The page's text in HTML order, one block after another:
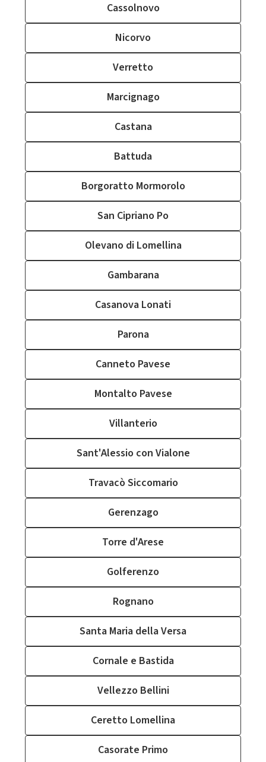
Cassolnovo
Nicorvo
Verretto
Marcignago
Castana
Battuda
Borgoratto Mormorolo
San Cipriano Po
Olevano di Lomellina
Gambarana
Casanova Lonati
Parona
Canneto Pavese
Montalto Pavese
Villanterio
Sant'Alessio con Vialone
Travacò Siccomario
Gerenzago
Torre d'Arese
Golferenzo
Rognano
Santa Maria della Versa
Cornale e Bastida
Vellezzo Bellini
Ceretto Lomellina
Casorate Primo